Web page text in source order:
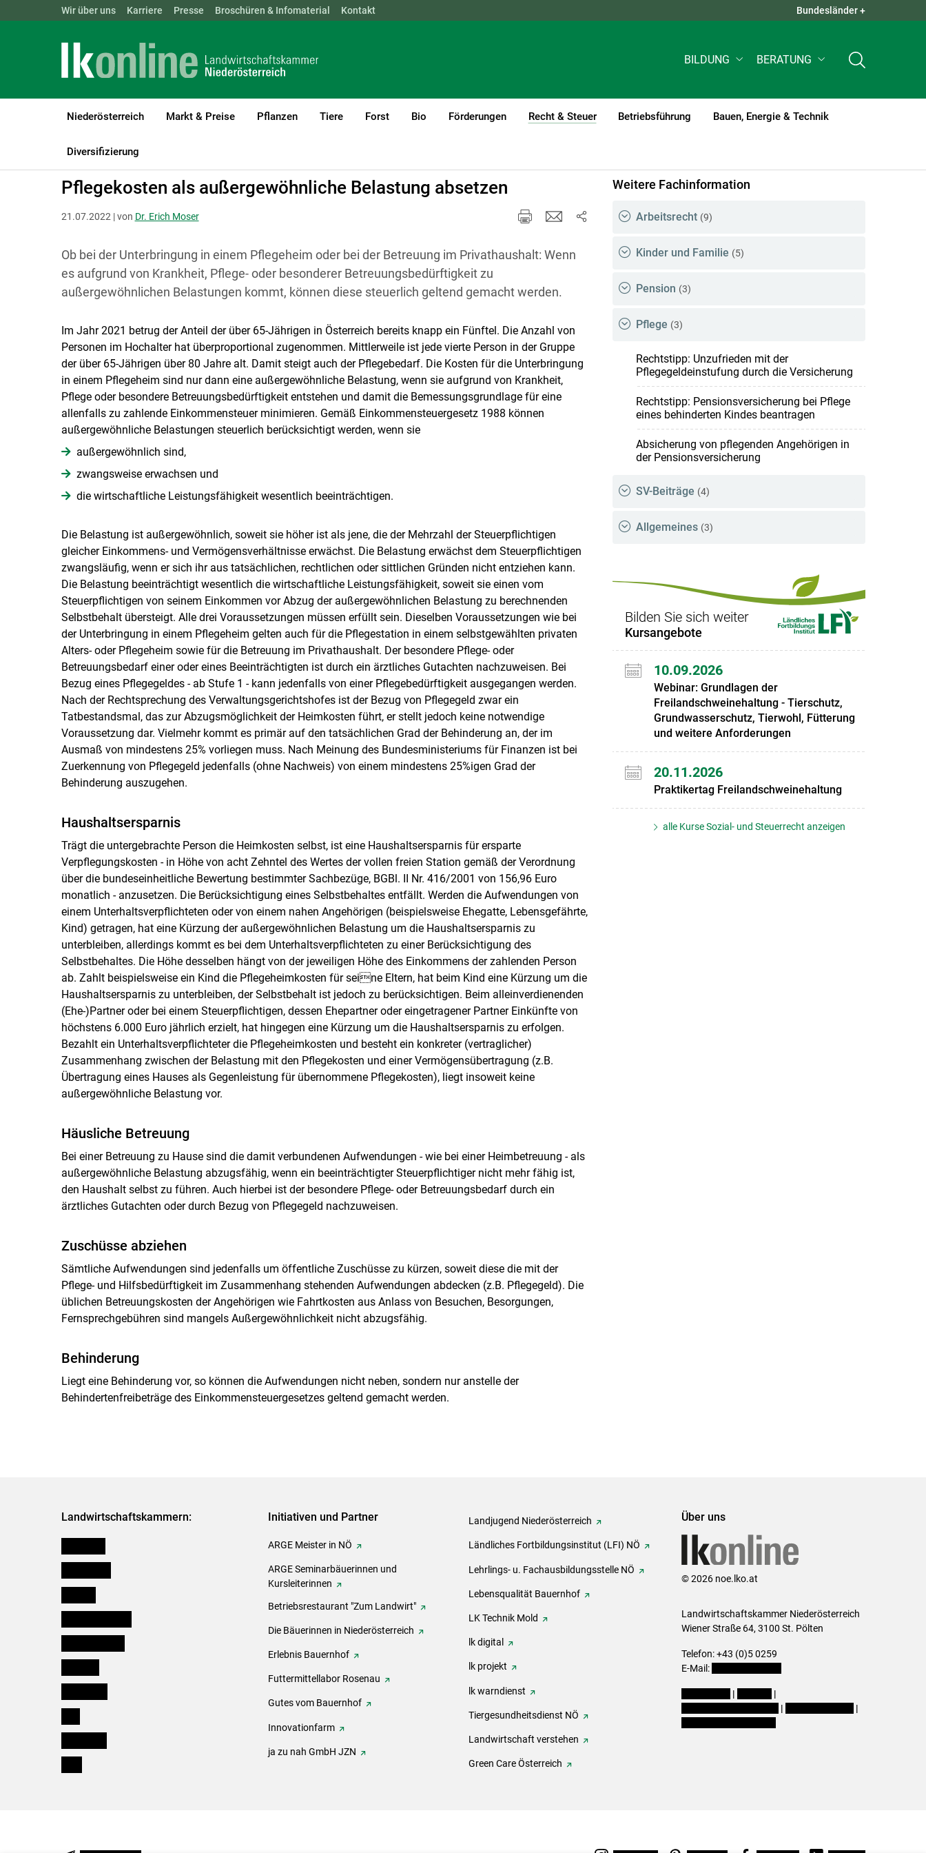
Landwirtschaftskammern: ÖSTERREICH BGLD KTN NÖ OÖ SBG QUICK LINKS +
Wir über uns Karriere Presse Broschüren & Infomaterial Kontakt Bundesländer +
BILDUNG BERATUNG
Niederösterreich Markt & Preise Pflanzen Tiere Forst Bio Förderungen Recht & Steuer
(current)1
Betriebsführung Bauen, Energie & Technik
Diversifizierung
LK Niederösterreich
Pflegekosten als außergewöhnliche Belastung absetzen
21.07.2022 | von Dr. Erich Moser
Ob bei der Unterbringung in einem Pflegeheim oder bei der Betreuung im Privathaushalt: Wenn
es aufgrund von Krankheit, Pflege- oder besonderer Betreuungsbedürftigkeit zu
außergewöhnlichen Belastungen kommt, können diese steuerlich geltend gemacht werden.
Im Jahr 2021 betrug der Anteil der über 65-Jährigen in Österreich bereits knapp ein Fünftel. Die Anzahl von
Personen im Hochalter hat überproportional zugenommen. Mittlerweile ist jede vierte Person in der Gruppe
der über 65-Jährigen über 80 Jahre alt. Damit steigt auch der Pflegebedarf. Die Kosten für die Unterbringung
in einem Pflegeheim sind nur dann eine außergewöhnliche Belastung, wenn sie aufgrund von Krankheit,
Pflege oder besondere Betreuungsbedürftigkeit entstehen und damit die Bemessungsgrundlage für eine
allenfalls zu zahlende Einkommensteuer minimieren. Gemäß Einkommensteuergesetz 1988 können
außergewöhnliche Belastungen steuerlich berücksichtigt werden, wenn sie
außergewöhnlich sind,
zwangsweise erwachsen und
die wirtschaftliche Leistungsfähigkeit wesentlich beeinträchtigen.
Die Belastung ist außergewöhnlich, soweit sie höher ist als jene, die der Mehrzahl der Steuerpflichtigen
gleicher Einkommens- und Vermögensverhältnisse erwächst. Die Belastung erwächst dem Steuerpflichtigen
zwangsläufig, wenn er sich ihr aus tatsächlichen, rechtlichen oder sittlichen Gründen nicht entziehen kann.
Die Belastung beeinträchtigt wesentlich die wirtschaftliche Leistungsfähigkeit, soweit sie einen vom
Steuerpflichtigen von seinem Einkommen vor Abzug der außergewöhnlichen Belastung zu berechnenden
Selbstbehalt übersteigt. Alle drei Voraussetzungen müssen erfüllt sein. Dieselben Voraussetzungen wie bei
der Unterbringung in einem Pflegeheim gelten auch für die Pflegestation in einem selbstgewählten privaten
Alters- oder Pflegeheim sowie für die Betreuung im Privathaushalt. Der besondere Pflege- oder
Betreuungsbedarf einer oder eines Beeinträchtigten ist durch ein ärztliches Gutachten nachzuweisen. Bei
Bezug eines Pflegegeldes - ab Stufe 1 - kann jedenfalls von einer Pflegebedürftigkeit ausgegangen werden.
Nach der Rechtsprechung des Verwaltungsgerichtshofes ist der Bezug von Pflegegeld zwar ein
Tatbestandsmal, das zur Abzugsmöglichkeit der Heimkosten führt, er stellt jedoch keine notwendige
Voraussetzung dar. Vielmehr kommt es primär auf den tatsächlichen Grad der Behinderung an, der im
Ausmaß von mindestens 25% vorliegen muss. Nach Meinung des Bundesministeriums für Finanzen ist bei
Zuerkennung von Pflegegeld jedenfalls (ohne Nachweis) von einem mindestens 25%igen Grad der
Behinderung auszugehen.
Haushaltsersparnis
Trägt die untergebrachte Person die Heimkosten selbst, ist eine Haushaltsersparnis für ersparte
Verpflegungskosten - in Höhe von acht Zehntel des Wertes der vollen freien Station gemäß der Verordnung
über die bundeseinheitliche Bewertung bestimmter Sachbezüge, BGBl. II Nr. 416/2001 von 156,96 Euro
monatlich - anzusetzen. Die Berücksichtigung eines Selbstbehaltes entfällt. Werden die Aufwendungen von
einem Unterhaltsverpflichteten oder von einem nahen Angehörigen (beispielsweise Ehegatte, Lebensgefährte,
Kind) getragen, hat eine Kürzung der außergewöhnlichen Belastung um die Haushaltsersparnis zu
unterbleiben, allerdings kommt es bei dem Unterhaltsverpflichteten zu einer Berücksichtigung des
Selbstbehaltes. Die Höhe desselben hängt von der jeweiligen Höhe des Einkommens der zahlenden Person
ab. Zahlt beispielsweise ein Kind die Pflegeheimkosten für seine Eltern, hat beim Kind eine Kürzung um die
Haushaltsersparnis zu unterbleiben, der Selbstbehalt ist jedoch zu berücksichtigen. Beim alleinverdienenden
(Ehe-)Partner oder bei einem Steuerpflichtigen, dessen Ehepartner oder eingetragener Partner Einkünfte von
höchstens 6.000 Euro jährlich erzielt, hat hingegen eine Kürzung um die Haushaltsersparnis zu erfolgen.
Bezahlt ein Unterhaltsverpflichteter die Pflegeheimkosten und besteht ein konkreter (vertraglicher)
Zusammenhang zwischen der Belastung mit den Pflegekosten und einer Vermögensübertragung (z.B.
Übertragung eines Hauses als Gegenleistung für übernommene Pflegekosten), liegt insoweit keine
außergewöhnliche Belastung vor.
Häusliche Betreuung
Bei einer Betreuung zu Hause sind die damit verbundenen Aufwendungen - wie bei einer Heimbetreuung - als
außergewöhnliche Belastung abzugsfähig, wenn ein beeinträchtigter Steuerpflichtiger nicht mehr fähig ist,
den Haushalt selbst zu führen. Auch hierbei ist der besondere Pflege- oder Betreuungsbedarf durch ein
ärztliches Gutachten oder durch Bezug von Pflegegeld nachzuweisen.
Zuschüsse abziehen
Sämtliche Aufwendungen sind jedenfalls um öffentliche Zuschüsse zu kürzen, soweit diese die mit der
Pflege- und Hilfsbedürftigkeit im Zusammenhang stehenden Aufwendungen abdecken (z.B. Pflegegeld). Die
üblichen Betreuungskosten der Angehörigen wie Fahrtkosten aus Anlass von Besuchen, Besorgungen,
Fernsprechgebühren sind mangels Außergewöhnlichkeit nicht abzugsfähig.
Behinderung
Liegt eine Behinderung vor, so können die Aufwendungen nicht neben, sondern nur anstelle der
Behindertenfreibeträge des Einkommensteuergesetzes geltend gemacht werden.
Weitere Fachinformation
Arbeitsrecht (9)
Kinder und Familie (5)
Pension (3)
Pflege (3)
Rechtstipp: Unzufrieden mit der
Pflegegeldeinstufung durch die Versicherung
Rechtstipp: Pensionsversicherung bei Pflege
eines behinderten Kindes beantragen
Absicherung von pflegenden Angehörigen in
der Pensionsversicherung
SV-Beiträge (4)
Allgemeines (3)
Bilden Sie sich weiter
Kursangebote
10.09.2026
Webinar: Grundlagen der
Freilandschweinehaltung - Tierschutz,
Grundwasserschutz, Tierwohl, Fütterung
und weitere Anforderungen
20.11.2026
Praktikertag Freilandschweinehaltung
alle Kurse Sozial- und Steuerrecht anzeigen
Landwirtschaftskammern: Initiativen und Partner
ARGE Meister in NÖ
ARGE Seminarbäuerinnen und
Kursleiterinnen
Betriebsrestaurant "Zum Landwirt"
Die Bäuerinnen in Niederösterreich
Erlebnis Bauernhof
Futtermittellabor Rosenau
Gutes vom Bauernhof
Innovationfarm
ja zu nah GmbH JZN
Landjugend Niederösterreich
Ländliches Fortbildungsinstitut (LFI) NÖ
Lehrlings- u. Fachausbildungsstelle NÖ
Lebensqualität Bauernhof
LK Technik Mold
lk digital
lk projekt
lk warndienst
Tiergesundheitsdienst NÖ
Landwirtschaft verstehen
Green Care Österreich
Über uns
© 2026 noe.lko.at
Landwirtschaftskammer Niederösterreich
Wiener Straße 64, 3100 St. Pölten
Telefon: +43 (0)5 0259
E-Mail:
|
|
|
|